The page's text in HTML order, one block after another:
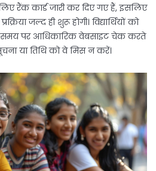
रैंक कार्ड जारी कर दिए गए हैं, इसलिए
जल्द ही शुरू होगी। विद्यार्थियों को
समय पर आधिकारिक वेबसाइट चेक करते
या तिथि को वे मिस न करें।